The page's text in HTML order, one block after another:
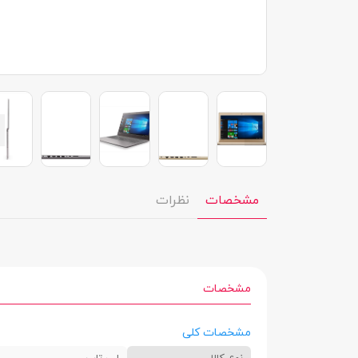
مشخصات نظرات
مشخصات
مشخصات کلی